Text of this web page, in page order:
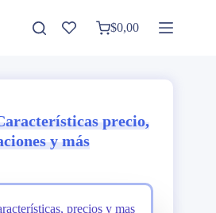
Carro
$0,00
precio,
y más